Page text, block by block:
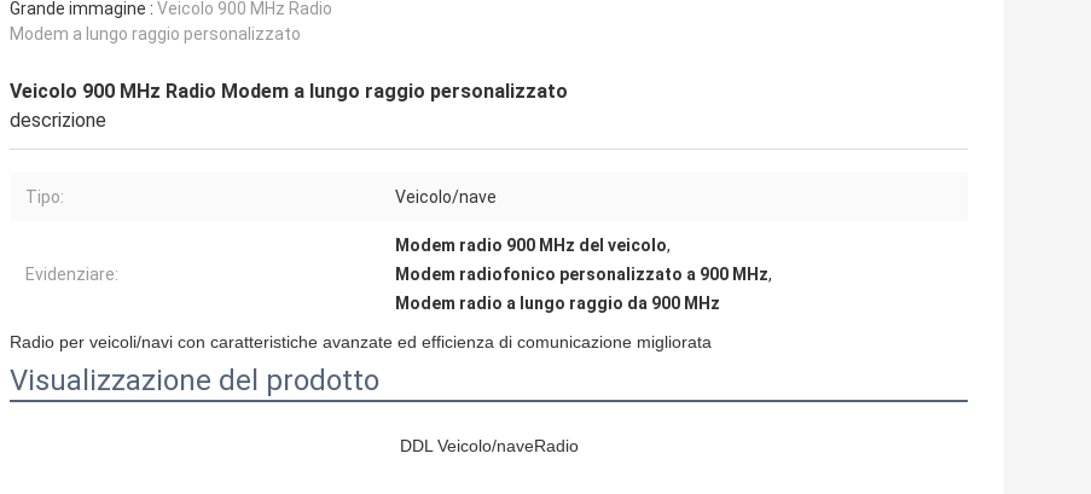
Grande immagine : Veicolo 900 MHz Radio
Modem a lungo raggio personalizzato
Veicolo 900 MHz Radio Modem a lungo raggio personalizzato
descrizione
Tipo: Veicolo/nave
Evidenziare:
Modem radio 900 MHz del veicolo,
Modem radiofonico personalizzato a 900 MHz,
Modem radio a lungo raggio da 900 MHz
Radio per veicoli/navi con caratteristiche avanzate ed efficienza di comunicazione migliorata
Visualizzazione del prodotto
DDL Veicolo/naveRadio